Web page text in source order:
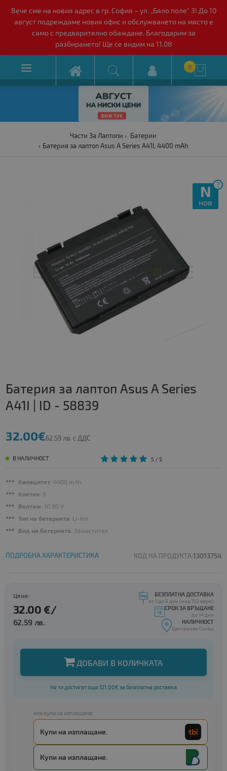
Вече сме на новия адрес в гр. София – ул. „Бяло поле“ 3! До 10
август подреждаме новия офис и обслужването на място е
само с предварително обаждане. Благодарим за
разбирането! Ще се видим на 11.08
 0 
Части За Лаптопи
Батерии
Батерия за лаптоп Asus A Series A41I, 4400 mAh
?
N
нов
Батерия за лаптоп Asus A Series
A41I | ID - 58839
32.00€62.59 лв. с ДДС
В НАЛИЧНОСТ 5/ 5
Капацитет: 4400 mAh
Клетки: 6
Волтаж: 10.80 V
Тип на батерията: Li-Ion
Вид на батерията: Заместител
ПОДРОБНА ХАРАКТЕРИСТИКА КОД НА ПРОДУКТА:13013754
Цена:
32.00 €/
62.59 лв.
БЕЗПЛАТНА ДОСТАВКА
от 1 до 3 дни (над 153 евро)
СРОК ЗА ВРЪЩАНЕ
до 14 дни
НАЛИЧНОСТ
Централен Склад
ДОБАВИ В КОЛИЧКАТА
Не ти достигат още 121.00€ за безплатна доставка
или купи на изплащане:
Купи на изплащане.
Купи на изплащане.